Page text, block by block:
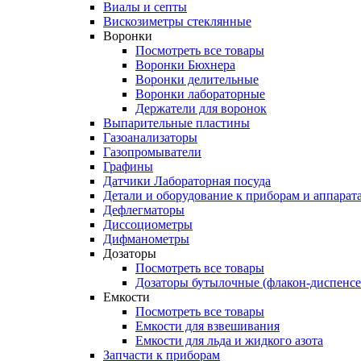
Виалы и септы
Вискозиметры стеклянные
Воронки
Посмотреть все товары
Воронки Бюхнера
Воронки делительные
Воронки лабораторные
Держатели для воронок
Выпарительные пластины
Газоанализаторы
Газопромыватели
Графины
Датчики Лабораторная посуда
Детали и оборудование к приборам и
Дефлегматоры
Диссоциометры
Дифманометры
Дозаторы
Посмотреть все товары
Дозаторы бутылочные (флакон-
Емкости
Посмотреть все товары
Емкости для взвешивания
Емкости для льда и жидкого азота
Запчасти к приборам